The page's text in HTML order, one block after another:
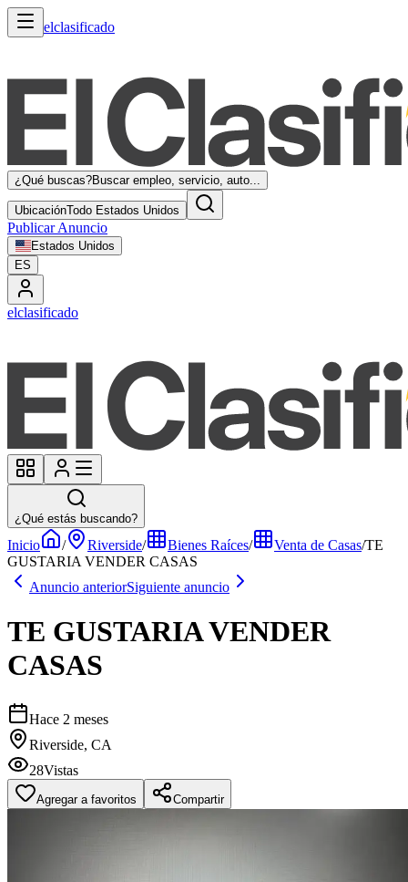
elclasificado
¿Qué buscas?Buscar empleo, servicio, auto...
UbicaciónTodo Estados Unidos
Publicar Anuncio
Estados Unidos
ES
elclasificado
¿Qué estás buscando?
Inicio / Riverside/ Bienes Raíces/ Venta de Casas/TE
GUSTARIA VENDER CASAS
Anuncio anteriorSiguiente anuncio
TE GUSTARIA VENDER
CASAS
Hace 2 meses
Riverside, CA
28Vistas
Agregar a favoritos Compartir